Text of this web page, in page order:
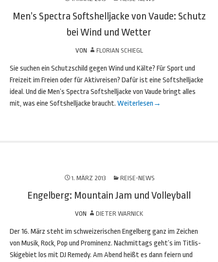
Men’s Spectra Softshelljacke von Vaude: Schutz
bei Wind und Wetter
VON FLORIAN SCHIEGL
Sie suchen ein Schutzschild gegen Wind und Kälte? Für Sport und
Freizeit im Freien oder für Aktivreisen? Dafür ist eine Softshelljacke
ideal. Und die Men’s Spectra Softshelljacke von Vaude bringt alles
mit, was eine Softshelljacke braucht. Weiterlesen →
1. MÄRZ 2013 REISE-NEWS
Engelberg: Mountain Jam und Volleyball
VON DIETER WARNICK
Der 16. März steht im schweizerischen Engelberg ganz im Zeichen
von Musik, Rock, Pop und Prominenz. Nachmittags geht’s im Titlis-
Skigebiet los mit DJ Remedy. Am Abend heißt es dann feiern und